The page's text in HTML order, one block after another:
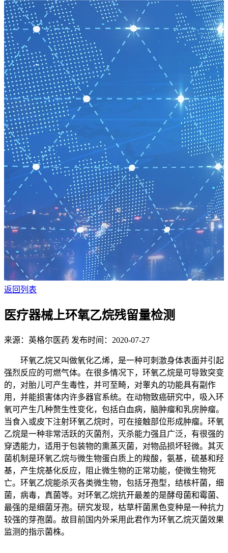
返回列表
医疗器械上环氧乙烷残留量检测
来源：英格尔医药 发布时间：2020-07-27
环氧乙烷又叫做氧化乙烯，是一种可刺激身体表面并引起
强烈反应的可燃气体。在很多情况下，环氧乙烷是可导致突变
的，对胎儿可产生毒性，并可至畸，对睾丸的功能具有副作
用，并能损害体内许多器官系统。在动物致癌研究中，吸入环
氧可产生几种赘生性变化，包括白血病，脑肿瘤和乳房肿瘤。
当食入或皮下注射环氧乙烷时，可在接触部位形成肿瘤。环氧
乙烷是一种非常活跃的灭菌剂，灭杀能力强且广泛，有很强的
穿透能力，适用于包装物的熏蒸灭菌，对物品损坏轻微。其灭
菌机制是环氧乙烷与微生物蛋白质上的羧酸，氨基，硫基和羟
基，产生烷基化反应，阻止微生物的正常功能，使微生物死
亡。环氧乙烷能杀灭各类微生物，包括牙孢型，结核杆菌，细
菌，病毒，真菌等。对环氧乙烷抗开最差的是酵母菌和霉菌、
最强的是细菌牙孢。研究发现，枯草杆菌黑色变种是一种抗力
较强的芽孢菌。故目前国内外采用此君作为环氧乙烷灭菌效果
监测的指示菌株。